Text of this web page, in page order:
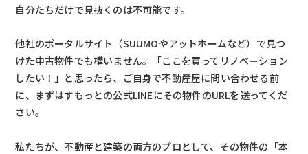
自分たちだけで見抜くのは不可能です。
他社のポータルサイト（SUUMOやアットホームなど）で見つ
けた中古物件でも構いません。「ここを買ってリノベーション
したい！」と思ったら、ご自身で不動産屋に問い合わせる前
に、まずはすもっとの公式LINEにその物件のURLを送ってくだ
さい。
私たちが、不動産と建築の両方のプロとして、その物件の「本